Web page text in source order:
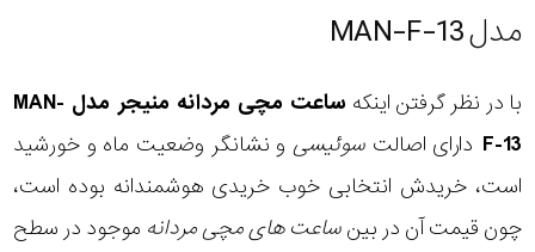
مدل MAN-F-13
با در نظر گرفتن اینکه
ساعت مچی مردانه منیجر مدل MAN-
F-13 دارای اصالتسوئیسی و نشانگر وضعیت ماه و خورشید
است، خریدش انتخابی خوب خریدی هوشمندانه بوده است،
چون قیمت آن در بینساعت های مچی مردانه موجود در سطح